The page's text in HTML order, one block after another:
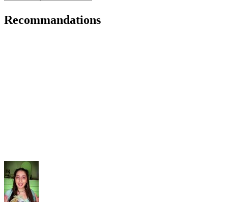
Recommandations